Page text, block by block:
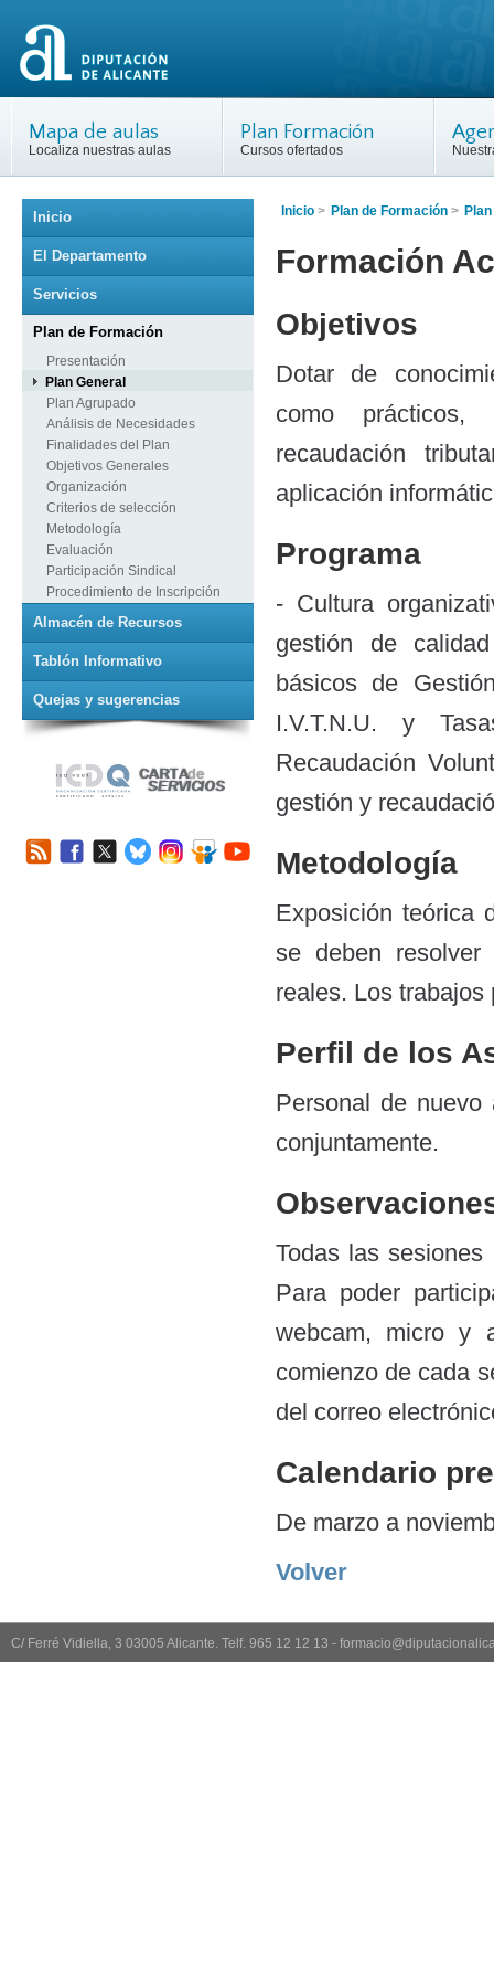
Mapa de aulas
Localiza nuestras aulas
Plan Formación
Cursos ofertados
Inicio > Plan de Formación >
Formación
Objetivos
Dotar de
como
recaudación
aplicación
Programa
- Cultura
gestión de
básicos de
I.V.T.N.U. y
Recaudación
gestión y
Metodología
Exposición teórica
se deben resolver
reales. Los
Perfil de los
Personal de nuevo
conjuntamente.
Todas las
Para poder
webcam, micro y
comienzo de cada
del correo
Calendario
De marzo a
Volver
Inicio
El Departamento
Servicios
Plan de Formación
Presentación
Plan General
Plan Agrupado
Análisis de Necesidades
Finalidades del Plan
Objetivos Generales
Organización
Criterios de selección
Metodología
Evaluación
Participación Sindical
Procedimiento de Inscripción
Almacén de Recursos
Tablón Informativo
Quejas y sugerencias
C/ Ferré Vidiella, 3 03005 Alicante. Telf. 965 12 12 13 -